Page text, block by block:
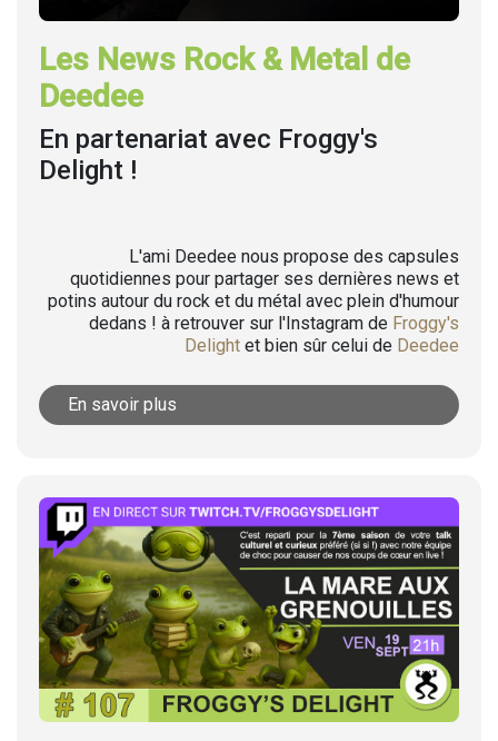
Les News Rock & Metal de
Deedee
En partenariat avec Froggy's
Delight !
L'ami Deedee nous propose des capsules
quotidiennes pour partager ses dernières news et
potins autour du rock et du métal avec plein d'humour
dedans ! à retrouver sur l'Instagram de Froggy's
Delight et bien sûr celui de Deedee
En savoir plus